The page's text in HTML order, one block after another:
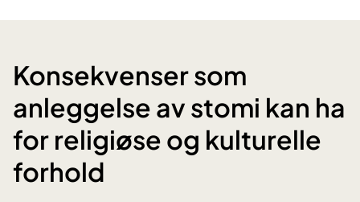
Konsekvenser som
anleggelse av stomi kan ha
for religiøse og kulturelle
forhold